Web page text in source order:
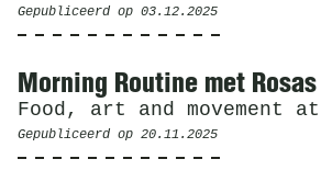
Gepubliceerd op 03.12.2025
Morning Routine met Rosas
Food, art and movement at
Gepubliceerd op 20.11.2025